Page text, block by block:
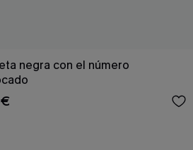
negra con el número